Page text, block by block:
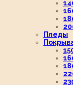
Пледы